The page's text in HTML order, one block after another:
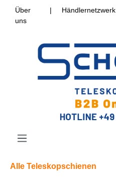
Über
uns
| Händlernetzwerk
Alle Teleskopschienen